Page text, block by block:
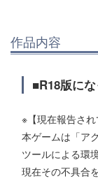
作品内容
■R18版に
※【現在報告され
本ゲームは「ア
ツールによる環
現在その不具合